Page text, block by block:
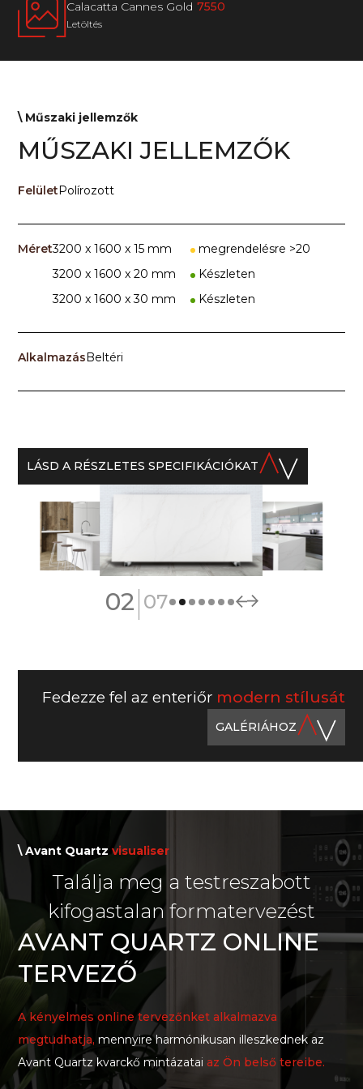
Calacatta Cannes Gold 7550
Letöltés
\ Műszaki jellemzők
MŰSZAKI JELLEMZŐK
FelületPolírozott
Méret3200 x 1600 x 15 mm
megrendelésre >20
3200 x 1600 x 20 mm
Készleten
3200 x 1600 x 30 mm
Készleten
AlkalmazásBeltéri
LÁSD A RÉSZLETES SPECIFIKÁCIÓKAT
02| 07
Fedezze fel az enteriőr modern stílusát
GALÉRIÁHOZ
\ Avant Quartzvisualiser
Találja meg a testreszabott
kifogastalan formatervezést
AVANT QUARTZ ONLINE
TERVEZŐ
A kényelmes online tervezőnket alkalmazva
megtudhatja,mennyire harmónikusan illeszkednek az
Avant Quartz kvarckő mintázataiaz Ön belső tereibe.